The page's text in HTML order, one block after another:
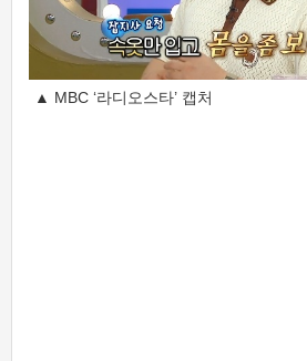
▲ MBC ‘라디오스타’ 캡처